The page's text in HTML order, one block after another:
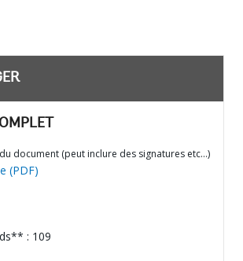
document (peut inclure des signatures etc…)
(PDF)
: 109